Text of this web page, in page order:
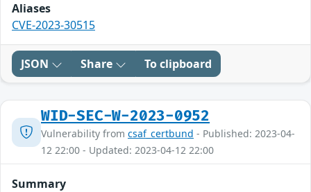
Aliases
CVE-2023-30515
JSON Share To clipboard
WID-SEC-W-2023-0952
Vulnerability from csaf_certbund - Published: 2023-04-
12 22:00 - Updated: 2023-04-12 22:00
Summary